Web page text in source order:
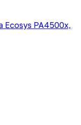
Ecosys PA4500x,